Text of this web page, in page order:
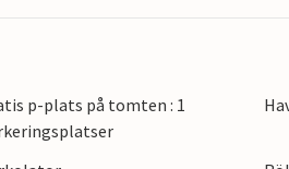
titta på stämningsfulla
kusten, ta en båttur till
Utforska de historiska
p-plats på tomten : 1